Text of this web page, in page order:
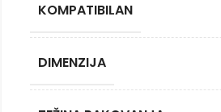
KOMPATIBILAN
DIMENZIJA